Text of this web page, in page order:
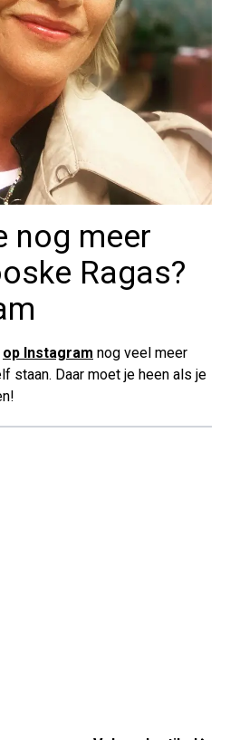
nog meer
Ragas?
op Instagram nog veel meer
staan. Daar moet je heen als je